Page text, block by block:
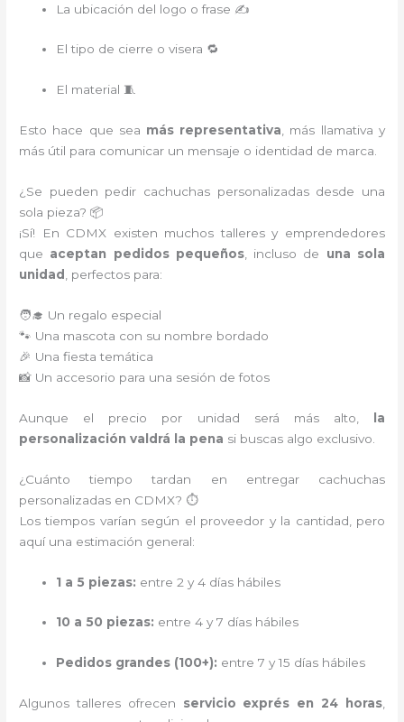
La ubicación del logo o frase ✍️
El tipo de cierre o visera 🔁
El material 🧵
Esto hace que sea más representativa , más llamativa y
más útil para comunicar un mensaje o identidad de marca.
¿Se pueden pedir cachuchas personalizadas desde una
sola pieza? 📦
¡Sí! En CDMX existen muchos talleres y emprendedores
que aceptan pedidos pequeños, incluso de una sola
unidad
, perfectos para:
🧑‍🎓 Un regalo especial
🐾 Una mascota con su nombre bordado
🎉 Una fiesta temática
📸 Un accesorio para una sesión de fotos
Aunque el precio por unidad será más alto,
la
personalización valdrá la pena si buscas algo exclusivo.
¿Cuánto tiempo tardan en entregar cachuchas
personalizadas en CDMX? ⏱️
Los tiempos varían según el proveedor y la cantidad, pero
aquí una estimación general:
1 a 5 piezas: entre 2 y 4 días hábiles
10 a 50 piezas: entre 4 y 7 días hábiles
Pedidos grandes (100+): entre 7 y 15 días hábiles
Algunos talleres ofrecen servicio exprés en 24 horas,